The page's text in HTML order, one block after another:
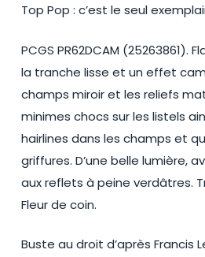
Top Pop : c’est le seul
PCGS PR62DCAM (25263861).
la tranche lisse et un effet
champs miroir et les reliefs
minimes chocs sur les listels
hairlines dans les champs et
griffures. D’une belle lumière,
aux reflets à peine verdâtres.
Fleur de coin.
Buste au droit d’après Francis